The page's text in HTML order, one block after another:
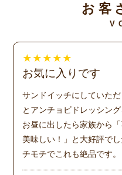
お客
★ ★ ★ ★ ★
お気に入りです
サンドイッチにしていた
とアンチョビドレッシン
お昼に出したら家族から
美味しい！」と大好評で
チモチでこれも絶品です。